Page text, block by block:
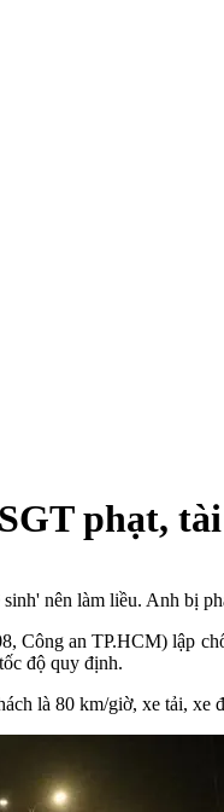
phạt,
nên làm liều. Anh bị
Công an TP.HCM) lập
độ quy định.
là 80 km/giờ, xe tải, xe